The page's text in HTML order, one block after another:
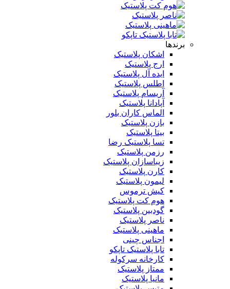
برندها
اشکان پلاستیک
ارج پلاستیک
ایده آل پلاستیک
اطلس پلاستیک
آریسام پلاستیک
آپادانا پلاستیک
الماس کاران بلور
بازن پلاستیک
بیتا پلاستیک
تسا پلاستیک رضا
رزمن پلاستیک
زیباسازان پلاستیک
کارن پلاستیک
لیمون پلاستیک
کیش ترموس
هوم کت پلاستیک
گودبین پلاستیک
ناصر پلاستیک
ماهینی پلاستیک
اجناس چینی
تابا پلاستیک تاپکو
کارخانه سرکوله
ممتاز پلاستیک
مانیا پلاستیک